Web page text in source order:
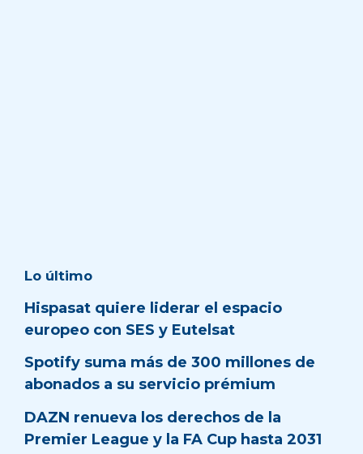
Lo último
Hispasat quiere liderar el espacio
europeo con SES y Eutelsat
Spotify suma más de 300 millones de
abonados a su servicio prémium
DAZN renueva los derechos de la
Premier League y la FA Cup hasta 2031